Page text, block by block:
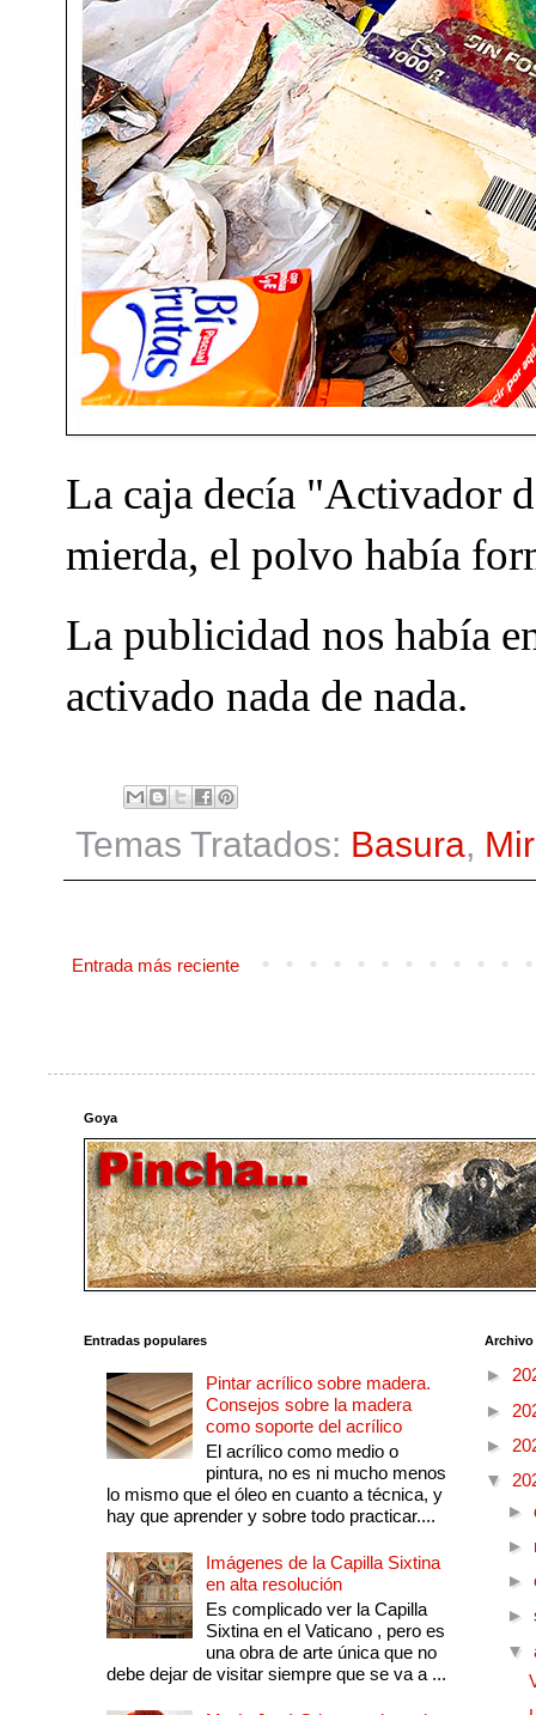
La caja decía "Activador
mierda, el polvo había
La publicidad nos había
activado nada de nada.
Temas Tratados: Basura,
Entrada más reciente
Goya
Entradas populares
Pintar acrílico sobre madera.
Consejos sobre la madera
como soporte del acrílico
El acrílico como medio o
pintura, no es ni mucho menos
lo mismo que el óleo en cuanto a técnica, y
hay que aprender y sobre todo practicar....
Imágenes de la Capilla Sixtina
en alta resolución
Es complicado ver la Capilla
Sixtina en el Vaticano , pero es
una obra de arte única que no
debe dejar de visitar siempre que se va a ...
►
►
►
▼
►
►
►
►
▼